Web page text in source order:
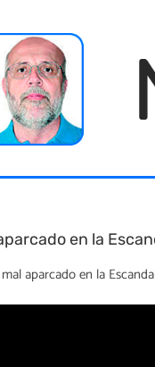
en la
aparcado en la